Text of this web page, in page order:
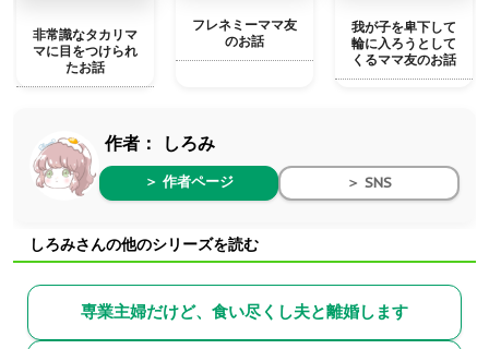
非常識なタカリマ
マに目をつけられ
たお話
フレネミーママ友
のお話
我が子を卑下して
輪に入ろうとして
くるママ友のお話
作者： しろみ
＞ 作者ページ ＞ SNS
しろみさんの他のシリーズを読む
専業主婦だけど、食い尽くし夫と離婚します